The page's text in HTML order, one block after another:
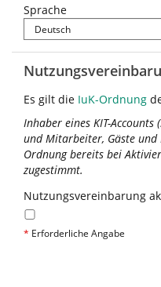
Sprache
Es gilt die IuK-Ordnung
Inhaber eines KIT-
und Mitarbeiter, Gäste und
Ordnung bereits bei
zugestimmt.
Nutzungsvereinbarung
* Erforderliche Angabe